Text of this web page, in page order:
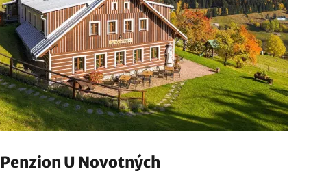
Penzion U Novotných